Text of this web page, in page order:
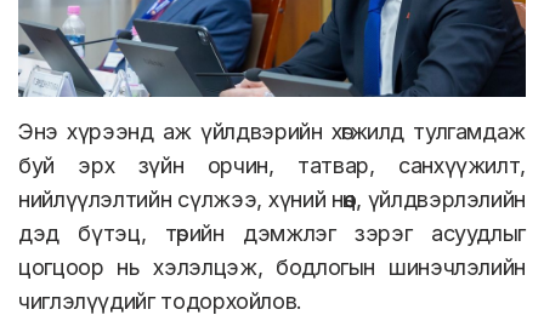
Энэ хүрээнд аж үйлдвэрийн хөгжилд тулгамдаж
буй эрх зүйн орчин, татвар, санхүүжилт,
нийлүүлэлтийн сүлжээ, хүний нөөц, үйлдвэрлэлийн
дэд бүтэц, төрийн дэмжлэг зэрэг асуудлыг
цогцоор нь хэлэлцэж, бодлогын шинэчлэлийн
чиглэлүүдийг тодорхойлов.